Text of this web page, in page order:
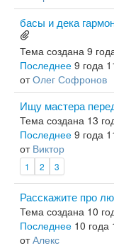
басы и дека
Тема создана 9
Последнее 9 года
отОлег Софронов
Ищу мастера
Тема создана 13
Последнее 9 года
от Виктор
1 2 3
Расскажите про
Тема создана 10
Последнее 10 года
отАлекс